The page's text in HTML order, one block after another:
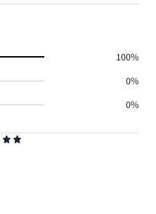
100%
0%
0%